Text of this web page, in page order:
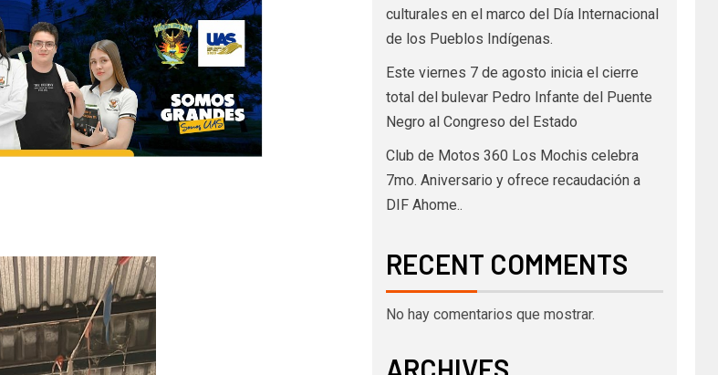
culturales en el marco del Día Internacional
de los Pueblos Indígenas.
Este viernes 7 de agosto inicia el cierre
total del bulevar Pedro Infante del Puente
Negro al Congreso del Estado
Club de Motos 360 Los Mochis celebra
7mo. Aniversario y ofrece recaudación a
DIF Ahome..
RECENT COMMENTS
No hay comentarios que mostrar.